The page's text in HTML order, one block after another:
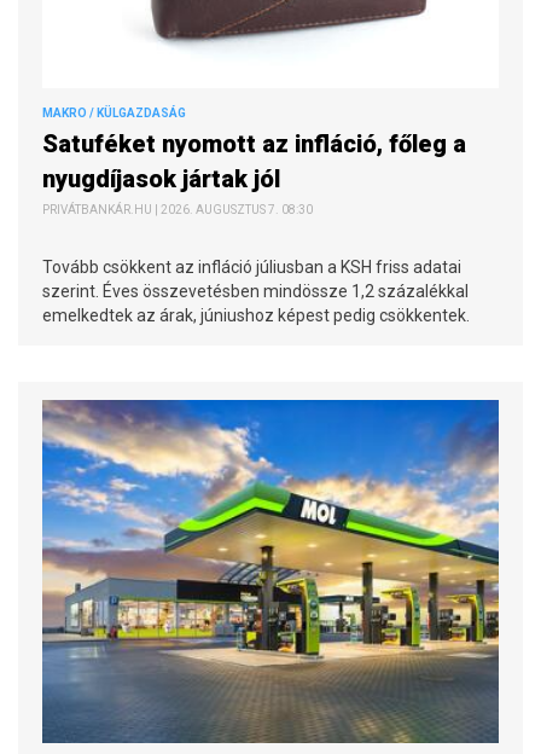
MAKRO / KÜLGAZDASÁG
Satuféket nyomott az infláció, főleg a
nyugdíjasok jártak jól
PRIVÁTBANKÁR.HU | 2026. AUGUSZTUS 7. 08:30
Tovább csökkent az infláció júliusban a KSH friss adatai
szerint. Éves összevetésben mindössze 1,2 százalékkal
emelkedtek az árak, júniushoz képest pedig csökkentek.